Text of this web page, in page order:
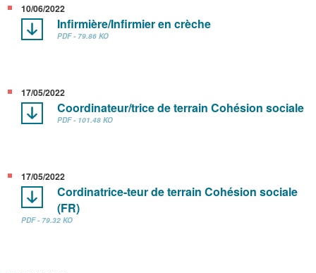
10/06/2022
Infirmière/Infirmier en crèche
PDF - 79.86 KO
17/05/2022
Coordinateur/trice de terrain Cohésion sociale
PDF - 101.48 KO
17/05/2022
Cordinatrice-teur de terrain Cohésion sociale
(FR)
PDF - 79.32 KO